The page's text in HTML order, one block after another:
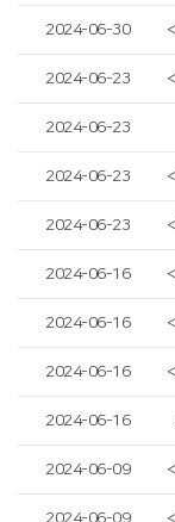
2024-06-30
2024-06-23
2024-06-23
2024-06-23
2024-06-23
2024-06-16
2024-06-16
2024-06-16
2024-06-16
2024-06-09